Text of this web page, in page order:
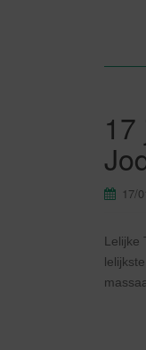
17
17/
Lelijke